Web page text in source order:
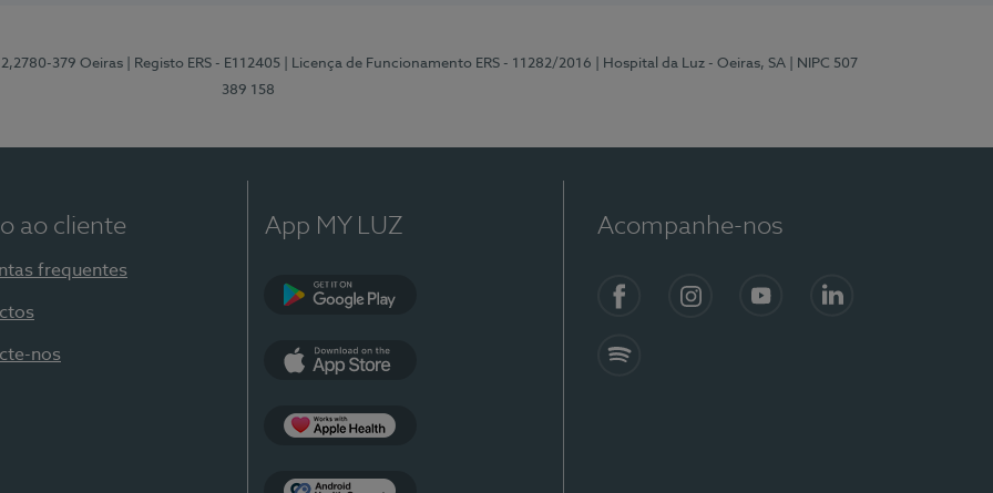
379 Oeiras | Registo ERS - E112405 | Licença de Funcionamento ERS - 11282/2016 | Hospital da Luz - Oeiras, SA
| NIPC 507
389 158
ao cliente
frequentes
nos
App MY LUZ Acompanhe-nos